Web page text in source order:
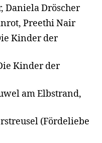
Daniela Dröscher
Preethi Nair
Kinder der
Kinder der
am Elbstrand,
(Fördeliebe